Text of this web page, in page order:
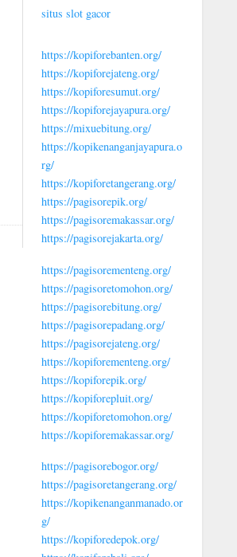
situs slot gacor
https://kopiforebanten.org/
https://kopiforejateng.org/
https://kopiforesumut.org/
https://kopiforejayapura.org/
https://mixuebitung.org/
https://kopikenanganjayapura.o
rg/
https://kopiforetangerang.org/
https://pagisorepik.org/
https://pagisoremakassar.org/
https://pagisorejakarta.org/
https://pagisorementeng.org/
https://pagisoretomohon.org/
https://pagisorebitung.org/
https://pagisorepadang.org/
https://pagisorejateng.org/
https://kopiforementeng.org/
https://kopiforepik.org/
https://kopiforepluit.org/
https://kopiforetomohon.org/
https://kopiforemakassar.org/
https://pagisorebogor.org/
https://pagisoretangerang.org/
https://kopikenanganmanado.or
g/
https://kopiforedepok.org/